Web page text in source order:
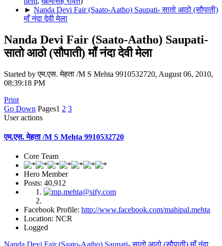
► Nanda Devi Fair (Saato-Aatho) Saupati- सातो आठो (सौपाती)
माँ नंदा देवी मेला
Nanda Devi Fair (Saato-Aatho) Saupati-
सातो आठो (सौपाती) माँ नंदा देवी मेला
Started by एम.एस. मेहता /M S Mehta 9910532720, August 06, 2010,
08:39:18 PM
Print
Go Down Pages1 2 3
User actions
एम.एस. मेहता /M S Mehta 9910532720
Core Team
Hero Member
Posts: 40,912
Facebook Profile: http://www.facebook.com/mahipal.mehta
Location: NCR
Logged